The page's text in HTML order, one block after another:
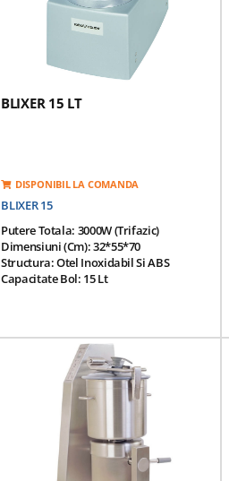
BLIXER 15 LT
DISPONIBIL LA COMANDA
BLIXER 15
Putere Totala: 3000W (trifazic)
Dimensiuni (cm): 32*55*70
Structura: Otel Inoxidabil Si ABS
Capacitate Bol: 15 Lt
Tensiune De Alimentare: 380V/50Hz
Motor Cu Inductie: Sistem Magnetic De
Siguranta Si Frana De Motor
Contine: Bol Din Otel Inoxidabil
Detasabil; Capac Sigilat Echipat Cu Un
Bol Si O Razatoare; Bol Cu Capacitate
Mare Pentru Lichide.
Greutate: 59 Kg